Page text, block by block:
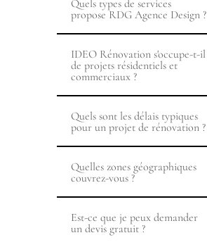
Quels types de services
propose RDG Agence Design ?
IDEO Rénovation s'occupe-t-il
de projets résidentiels et
commerciaux ?
Quels sont les délais typiques
pour un projet de rénovation ?
Quelles zones géographiques
couvrez-vous ?
Est-ce que je peux demander
un devis gratuit ?